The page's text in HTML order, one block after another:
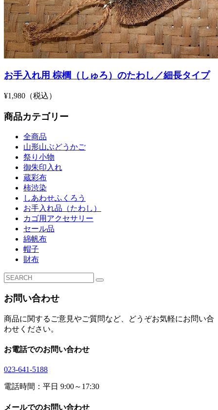
お手入れ用 棕櫚（しゅろ）のたわし／細長タイプ
¥1,980（税込）
商品カテゴリー
全商品
山形山ぶどうかご
祭り小物
御朱印入れ
蔵彩布
柿渋染
しあわせふくろう
お手入れ品（たわし）
カゴ用アクセサリー
セール品
綿帆布
帽子
財布
お問い合わせ
商品に関するご意見やご質問など、どうぞお気軽にお問い合
わせください。
お電話でのお問い合わせ
023-641-5188
電話時間：平日 9:00～17:30
メールでのお問い合わせ